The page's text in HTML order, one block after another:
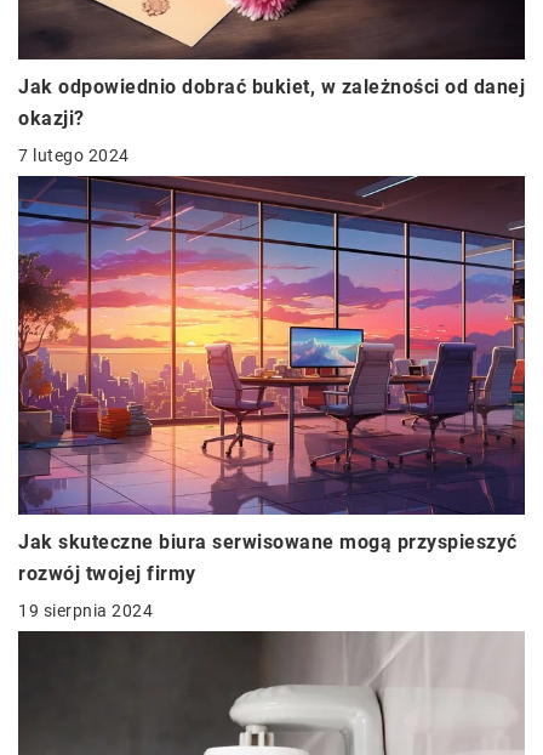
Jak odpowiednio dobrać bukiet, w zależności od danej
okazji?
7 lutego 2024
Jak skuteczne biura serwisowane mogą przyspieszyć
rozwój twojej firmy
19 sierpnia 2024